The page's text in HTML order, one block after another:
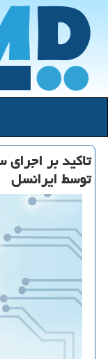
تاکید بر
توسط ایرانسل